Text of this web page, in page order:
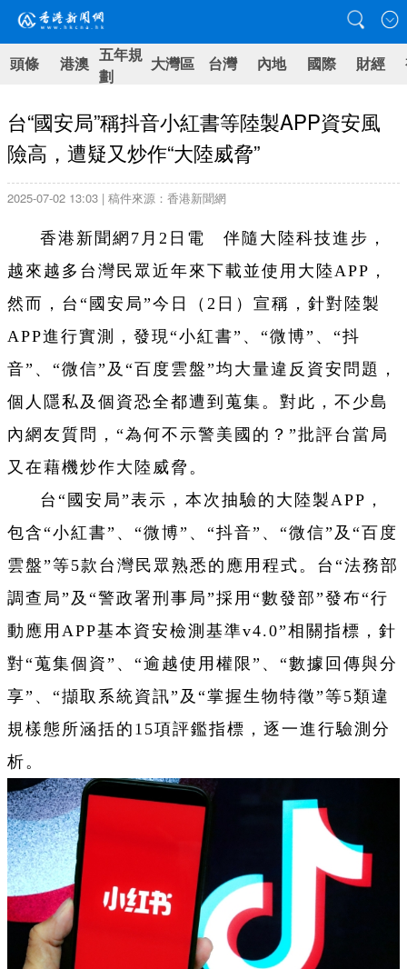
頭條 港澳 五年規
劃
大灣區 台灣 內地 國際 財經
台“國安局”稱抖音小紅書等陸製APP資安風
險高，遭疑又炒作“大陸威脅”
2025-07-02 13:03 | 稿件來源：香港新聞網
香港新聞網7月2日電 伴隨大陸科技進步，
越來越多台灣民眾近年來下載並使用大陸APP，
然而，台“國安局”今日（2日）宣稱，針對陸製
APP進行實測，發現“小紅書”、“微博”、“抖
音”、“微信”及“百度雲盤”均大量違反資安問題，
個人隱私及個資恐全都遭到蒐集。對此，不少島
內網友質問，“為何不示警美國的？”批評台當局
又在藉機炒作大陸威脅。
台“國安局”表示，本次抽驗的大陸製APP，
包含“小紅書”、“微博”、“抖音”、“微信”及“百度
雲盤”等5款台灣民眾熟悉的應用程式。台“法務部
調查局”及“警政署刑事局”採用“數發部”發布“行
動應用APP基本資安檢測基準v4.0”相關指標，針
對“蒐集個資”、“逾越使用權限”、“數據回傳與分
享”、“擷取系統資訊”及“掌握生物特徵”等5類違
規樣態所涵括的15項評鑑指標，逐一進行驗測分
析。